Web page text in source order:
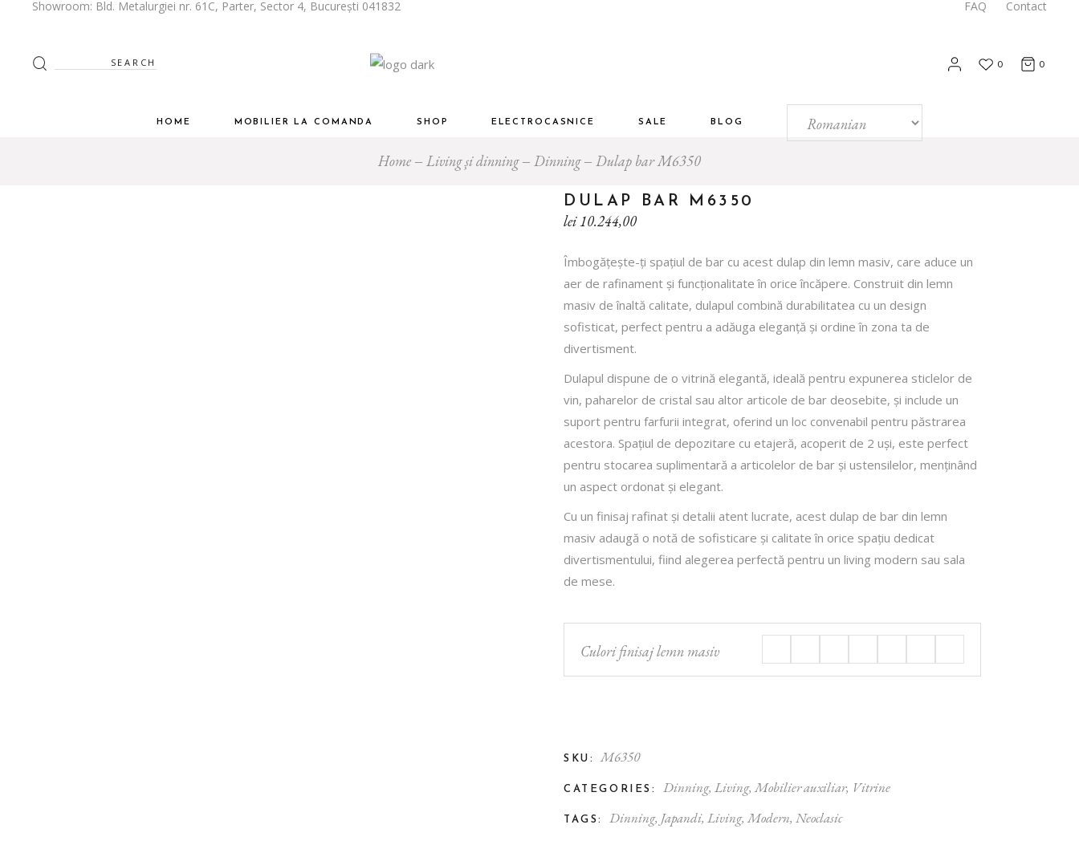
Showroom: Bld. Metalurgiei nr. 61C, Parter, Sector 4, București 041832 FAQ Contact
Search
for: 0 0
HOME MOBILIER LA COMANDA SHOP
Piese Designer Premium
ELECTROCASNICE SALE BLOG
Home Living și dinning Dinning Dulap bar M6350
DULAP BAR M6350
lei10.244,00
Îmbogățește-ți spațiul de bar cu acest dulap din lemn masiv, care aduce un
aer de rafinament și funcționalitate în orice încăpere. Construit din lemn
masiv de înaltă calitate, dulapul combină durabilitatea cu un design
sofisticat, perfect pentru a adăuga eleganță și ordine în zona ta de
divertisment.
Dulapul dispune de o vitrină elegantă, ideală pentru expunerea sticlelor de
vin, paharelor de cristal sau altor articole de bar deosebite, și include un
suport pentru farfurii integrat, oferind un loc convenabil pentru păstrarea
acestora. Spațiul de depozitare cu etajeră, acoperit de 2 uși, este perfect
pentru stocarea suplimentară a articolelor de bar și ustensilelor, menținând
un aspect ordonat și elegant.
Cu un finisaj rafinat și detalii atent lucrate, acest dulap de bar din lemn
masiv adaugă o notă de sofisticare și calitate în orice spațiu dedicat
divertismentului, fiind alegerea perfectă pentru un living modern sau sala
de mese.
Culori finisaj lemn masiv
SKU: M6350
CATEGORIES: Dinning, Living,Mobilier auxiliar, Vitrine
TAGS: Dinning, Japandi, Living,Modern, Neoclasic